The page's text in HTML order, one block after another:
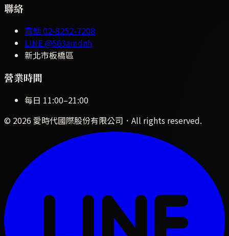
聯絡
電話02-8252-7208
LINE@563amdnh
新北市板橋區
營業時間
每日 11:00–21:00
© 2026 愛時代國際股份有限公司 ．All rights reserved.